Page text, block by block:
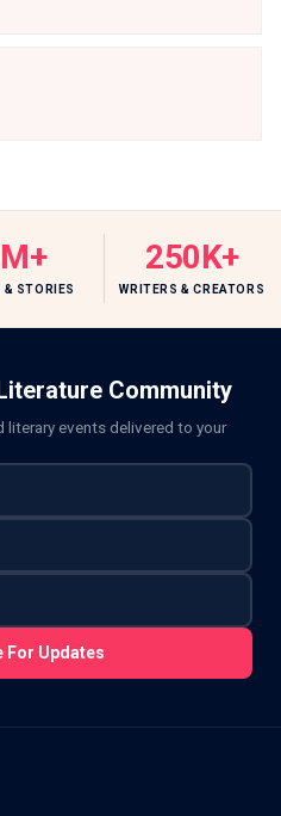
& STORIES
250K+
WRITERS & CREATORS
Community
events delivered to your
For Updates